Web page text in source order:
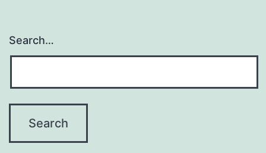
Search…